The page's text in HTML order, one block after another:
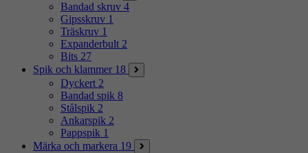
Bandad skruv 4
Gipsskruv 1
Träskruv 1
Expanderbult 2
Bits 27
Spik och klammer 18
Dyckert 2
Bandad spik 8
Stålspik 2
Ankarspik 2
Pappspik 1
Märka och markera 19